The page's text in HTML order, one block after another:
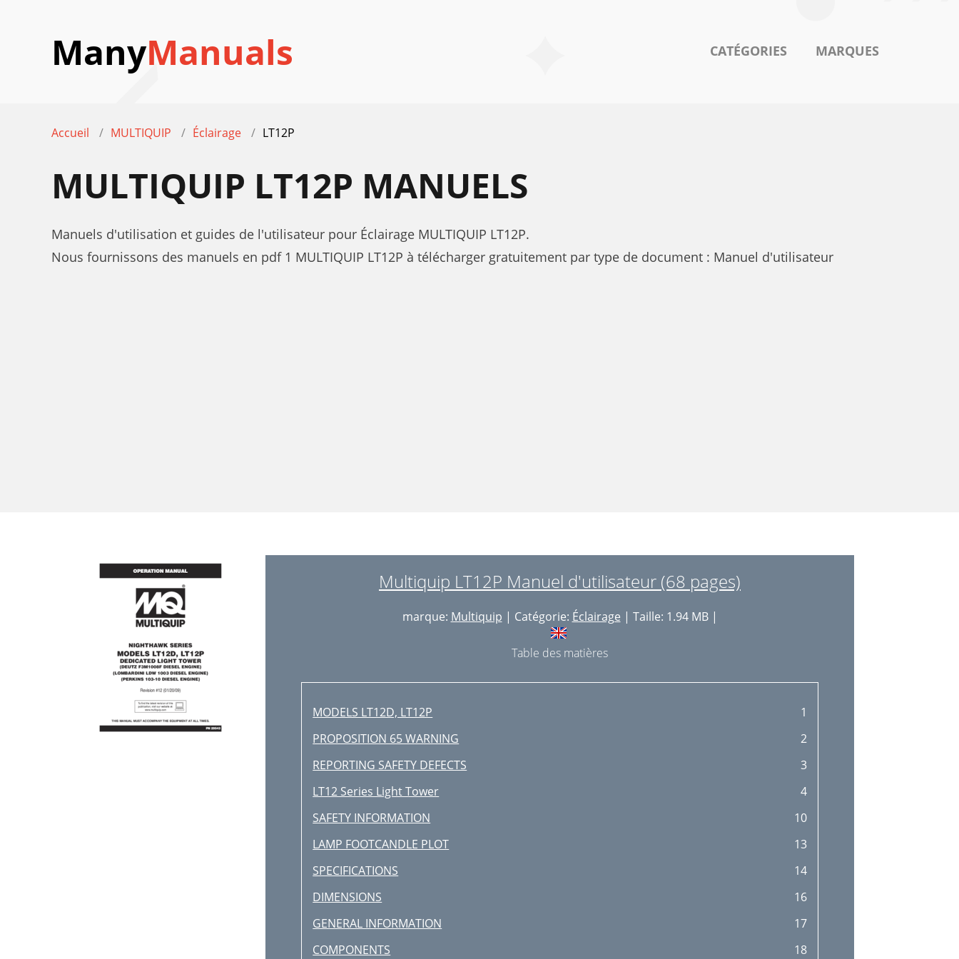
ManyManuals CATÉGORIES MARQUES
Accueil MULTIQUIP Éclairage LT12P
MULTIQUIP LT12P MANUELS
Manuels d'utilisation et guides de l'utilisateur pour Éclairage MULTIQUIP LT12P.
Nous fournissons des manuels en pdf 1 MULTIQUIP LT12P à télécharger gratuitement par type de document : Manuel d'utilisateur
Multiquip LT12P Manuel d'utilisateur (68 pages)
marque: Multiquip | Catégorie: Éclairage | Taille: 1.94 MB |
Table des matières
MODELS LT12D, LT12P
1
PROPOSITION 65 WARNING
2
REPORTING SAFETY DEFECTS
3
LT12 Series Light Tower
4
SAFETY INFORMATION
10
LAMP FOOTCANDLE PLOT
13
SPECIFICATIONS
14
DIMENSIONS
16
GENERAL INFORMATION
17
COMPONENTS
18